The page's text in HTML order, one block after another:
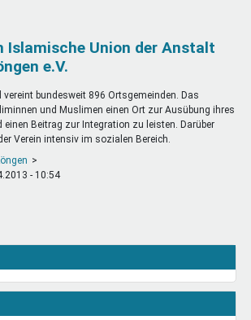
Islamische Union der Anstalt
e.V.
vereint bundesweit 896 Ortsgemeinden. Das
und Muslimen einen Ort zur Ausübung ihres
einen Beitrag zur Integration zu leisten. Darüber
Verein intensiv im sozialen Bereich.
- 10:54